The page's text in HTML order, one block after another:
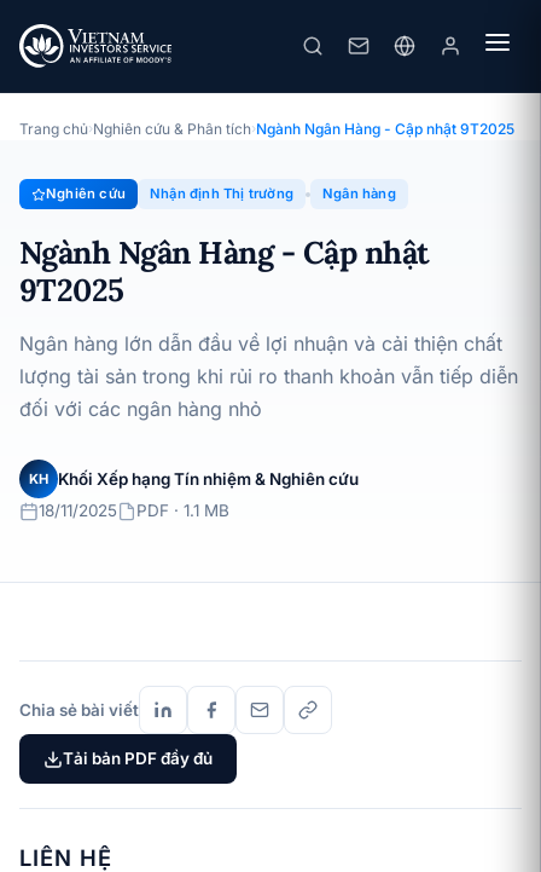
Ngành Ngân Hàng - Cập nhật 9T2025
Chuyên đề · Nhận định Thị trường · 18/11/2025
Trang chủ›Nghiên cứu & Phân tích›Ngành Ngân Hàng - Cập nhật 9T2025
Nghiên cứu Nhận định Thị trường Ngân hàng
Ngành Ngân Hàng - Cập nhật
9T2025
Ngân hàng lớn dẫn đầu về lợi nhuận và cải thiện chất
lượng tài sản trong khi rủi ro thanh khoản vẫn tiếp diễn
đối với các ngân hàng nhỏ
KH
Khối Xếp hạng Tín nhiệm & Nghiên cứu
18/11/2025
PDF · 1.1 MB
Chia sẻ bài viết
Tải bản PDF đầy đủ
LIÊN HỆ